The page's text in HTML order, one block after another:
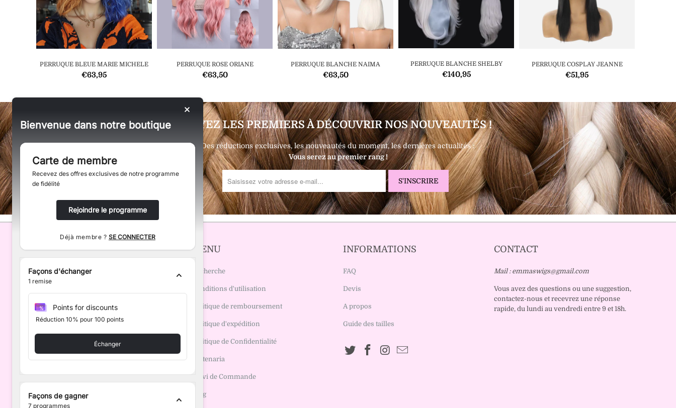
PERRUQUE BLEUE MARIE MICHELE
€63,95
PERRUQUE ROSE ORIANE
€63,50
PERRUQUE BLANCHE NAIMA
€63,50
PERRUQUE BLANCHE SHELBY
€140,95
PERRUQUE COSPLAY JEANNE
€51,95
SOYEZ LES PREMIERS À DÉCOUVRIR NOS NOUVEAUTÉS !
Des réductions exclusives, les nouveautés du moment, les dernières actualités :
Vous serez au premier rang !
EMMA'S WIGS MENU
Recherche
Conditions d'utilisation
Politique de remboursement
Politique d'expédition
Politique de Confidentialité
Partenaria
Suivi de Commande
Blog
INFORMATIONS
FAQ
Devis
A propos
Guide des tailles
CONTACT
Mail : emmaswigs@gmail.com
Vous avez des questions ou une suggestion,
contactez-nous et recevrez une réponse
rapide, du lundi au vendredi entre 9 et 18h.
Bienvenue dans notre boutique
Carte de membre
Recevez des offres exclusives de notre programme
de fidélité
Rejoindre le programme
Déjà membre ? SE CONNECTER
Façons d'échanger
1 remise
Points for discounts
Réduction 10% pour 100 points
Échanger
Façons de gagner
7 programmes